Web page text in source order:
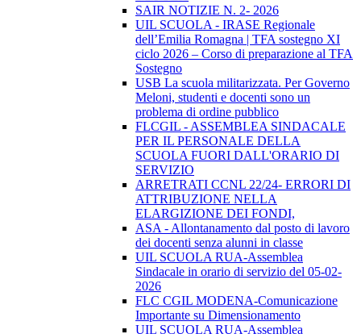
SAIR NOTIZIE N. 2- 2026
UIL SCUOLA - IRASE Regionale
dell’Emilia Romagna | TFA sostegno XI
ciclo 2026 – Corso di preparazione al TFA
Sostegno
USB La scuola militarizzata. Per Governo
Meloni, studenti e docenti sono un
problema di ordine pubblico
FLCGIL - ASSEMBLEA SINDACALE
PER IL PERSONALE DELLA
SCUOLA FUORI DALL'ORARIO DI
SERVIZIO
ARRETRATI CCNL 22/24- ERRORI DI
ATTRIBUZIONE NELLA
ELARGIZIONE DEI FONDI,
ASA - Allontanamento dal posto di lavoro
dei docenti senza alunni in classe
UIL SCUOLA RUA-Assemblea
Sindacale in orario di servizio del 05-02-
2026
FLC CGIL MODENA-Comunicazione
Importante su Dimensionamento
UIL SCUOLA RUA-Assemblea